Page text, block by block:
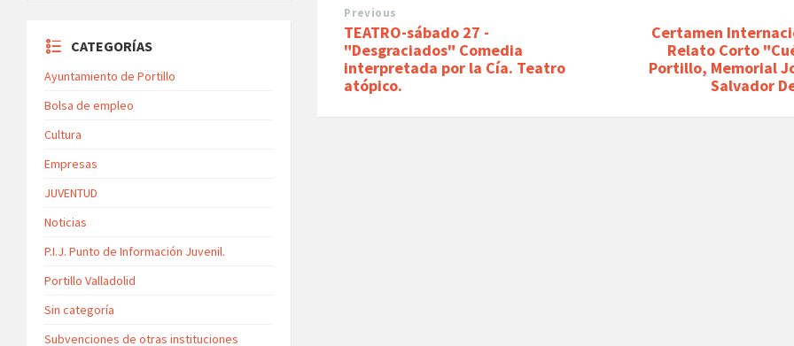
Previous
TEATRO-sábado 27 -
"Desgraciados" Comedia
interpretada por la Cía. Teatro
atópico.
Certamen
Relato Corto
Portillo, Memorial
Salvador
CATEGORÍAS
Ayuntamiento de Portillo
Bolsa de empleo
Cultura
Empresas
JUVENTUD
Noticias
P.I.J. Punto de Información Juvenil.
Portillo Valladolid
Sin categoría
Subvenciones de otras instituciones